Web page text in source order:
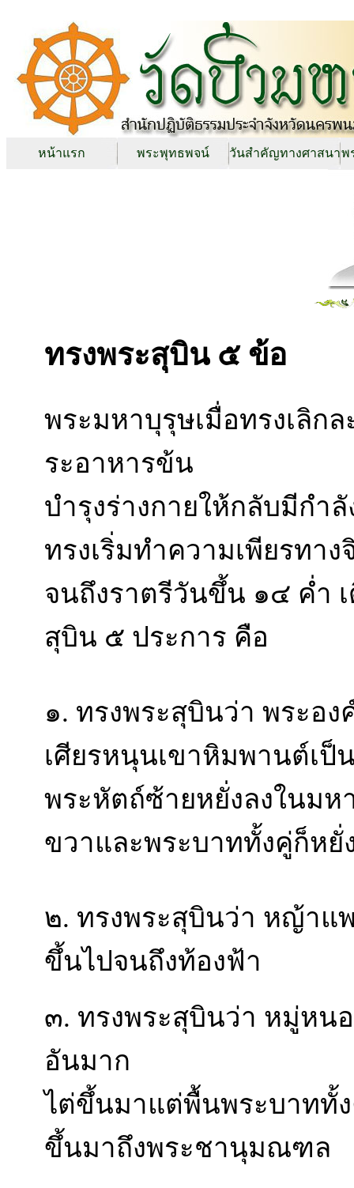
หน้าแรก พระพุทธพจน์ วันสำคัญทางศาสนาพ
ทรงพระสุบิน ๕ ข้อ
พระมหาบุรุษเมื่อทรงเลิก
ระอาหารข้น
บำรุงร่างกายให้กลับมีกำ
ทรงเริ่มทำความเพียรทาง
จนถึงราตรีวันขึ้น ๑๔ ค่ำ
สุบิน ๕ ประการ คือ
๑. ทรงพระสุบินว่า พระอ
เศียรหนุนเขาหิมพานต์เป็
พระหัตถ์ซ้ายหยั่งลงในม
ขวาและพระบาททั้งคู่ก็ห
๒. ทรงพระสุบินว่า หญ้าแ
ขึ้นไปจนถึงท้องฟ้า
๓. ทรงพระสุบินว่า หมู่หน
อันมาก
ไต่ขึ้นมาแต่พื้นพระบาททั้
ขึ้นมาถึงพระชานุมณฑล